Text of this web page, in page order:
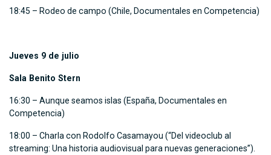
18:45 – Rodeo de campo (Chile, Documentales en Competencia)
Jueves 9 de julio
Sala Benito Stern
16:30 – Aunque seamos islas (España, Documentales en
Competencia)
18:00 – Charla con Rodolfo Casamayou (“Del videoclub al
streaming: Una historia audiovisual para nuevas generaciones”).